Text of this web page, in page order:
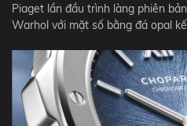
Piaget lần đầu trình làng phiên
Warhol với mặt số bằng đá opal